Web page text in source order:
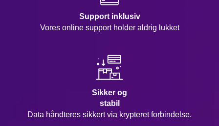
Support inklusiv
Vores online support holder aldrig lukket
Sikker og
stabil
Data håndteres sikkert via krypteret forbindelse.